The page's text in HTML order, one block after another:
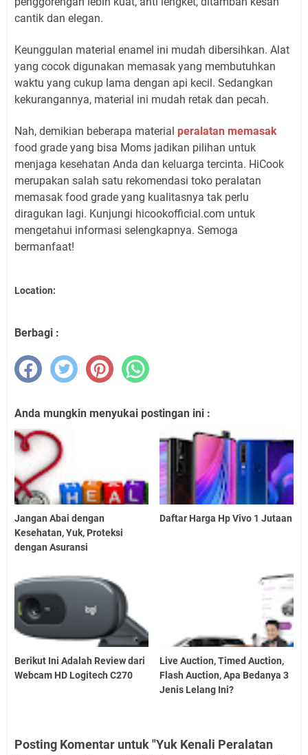
cantik dan elegan.
Keunggulan material enamel ini mudah dibersihkan. Alat
yang cocok digunakan memasak yang membutuhkan
waktu yang cukup lama dengan api kecil. Sedangkan
kekurangannya, material ini mudah retak dan pecah.
Nah, demikian beberapa material peralatan memasak
food grade yang bisa Moms jadikan pilihan untuk
menjaga kesehatan Anda dan keluarga tercinta. HiCook
merupakan salah satu rekomendasi toko peralatan
memasak food grade yang kualitasnya tak perlu
diragukan lagi. Kunjungi hicookofficial.com untuk
mengetahui informasi selengkapnya. Semoga
bermanfaat!
Location:
Berbagi :
Anda mungkin menyukai postingan ini :
Jangan Abai dengan
Kesehatan, Yuk, Proteksi
dengan Asuransi
Daftar Harga Hp Vivo 1 Jutaan
Berikut Ini Adalah Review dari
Webcam HD Logitech C270
Live Auction, Timed Auction,
Flash Auction, Apa Bedanya 3
Jenis Lelang Ini?
Posting Komentar untuk "Yuk Kenali Peralatan